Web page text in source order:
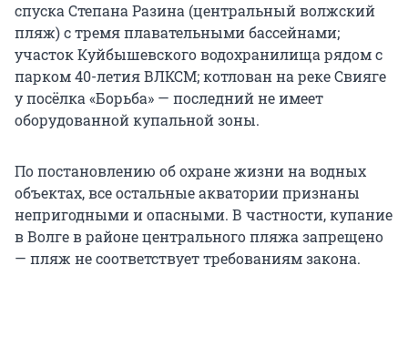
спуска Степана Разина (центральный волжский
пляж) с тремя плавательными бассейнами;
участок Куйбышевского водохранилища рядом с
парком 40-летия ВЛКСМ; котлован на реке Свияге
у посёлка «Борьба» — последний не имеет
оборудованной купальной зоны.
По постановлению об охране жизни на водных
объектах, все остальные акватории признаны
непригодными и опасными. В частности, купание
в Волге в районе центрального пляжа запрещено
— пляж не соответствует требованиям закона.